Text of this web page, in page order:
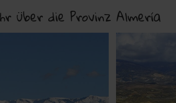
über die Provinz Almería